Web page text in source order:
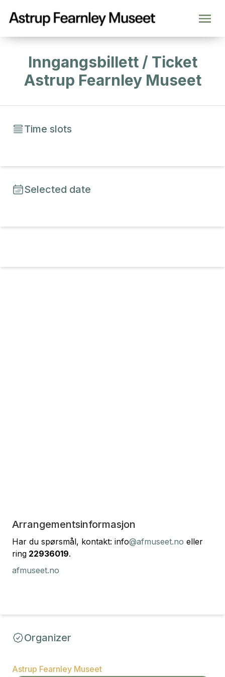
Inngangsbillett / Ticket
Astrup Fearnley Museet
Time slots
Selected date
Arrangementsinformasjon
Har du spørsmål, kontakt: info@afmuseet.no eller
ring 22936019.
afmuseet.no
Organizer
Astrup Fearnley Museet